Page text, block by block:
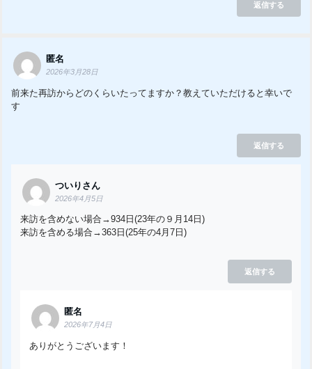
返信する
匿名
2026年3月28日
前来た再訪からどのくらいたってますか？教えていただけると幸いで
す
返信する
ついりさん
2026年4月5日
来訪を含めない場合→934日(23年の９月14日)
来訪を含める場合→363日(25年の4月7日)
返信する
匿名
2026年7月4日
ありがとうございます！